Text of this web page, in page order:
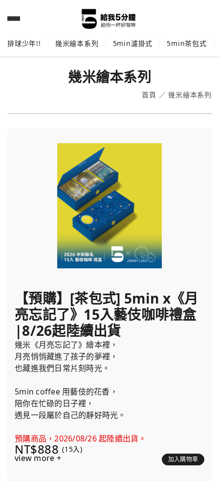
排球少年!! 幾米繪本系列 5min濾掛式 5min茶包式
幾米繪本系列
首頁 ／幾米繪本系列
【預購】[茶包式] 5min x《月
亮忘記了》15入藝伎咖啡禮盒
|8/26起陸續出貨
幾米《月亮忘記了》繪本裡，
月亮悄悄藏進了孩子的夢裡，
也藏進我們日常片刻時光。
5min coffee 用藝伎的花香，
陪你在忙碌的日子裡，
遇見一段屬於自己的靜好時光。
預購商品，2026/08/26 起陸續出貨。
NT$888 (15入)
view more + 加入購物車